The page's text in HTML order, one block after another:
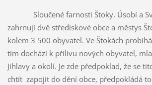
Sloučené farnosti Štoky, Úsobí a
zahrnují dvě střediskové obce a městys
kolem 3 500 obyvatel. Ve Štokách
tím dochází k přílivu nových obyvatel,
Jihlavy a okolí. Je zde předpoklad, že se
chtít zapojit do dění obce, předpokládá